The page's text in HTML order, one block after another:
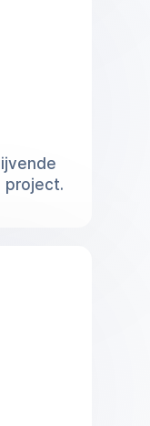
project.